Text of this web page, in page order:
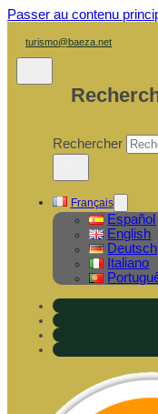
Passer au contenu
turismo@baeza.net
Rechercher
Français
Español
English
Deutsch
Italiano